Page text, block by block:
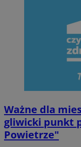
Ważne dla
gliwicki punkt
Powietrze"